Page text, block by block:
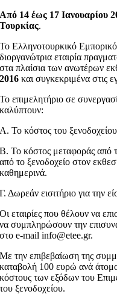
Από 14 έως 17 Ιανουαρίου
Τουρκίας.
Το Ελληνοτουρκικό
διοργανώτρια εταιρία
στα πλαίσια των ανωτέρων
2016 και συγκεκριμένα στις
Το επιμελητήριο σε
καλύπτουν:
Α. Το κόστος του
Β. Το κόστος μεταφοράς από
από το ξενοδοχείο στον
καθημερινά.
Γ. Δωρεάν εισιτήριο για την
Οι εταιρίες που θέλουν να
να συμπληρώσουν την
στo e-mail info@etee.gr.
Με την επιβεβαίωση της
καταβολή 100 ευρώ ανά
κόστους των εξόδων του
του ξενοδοχείου.